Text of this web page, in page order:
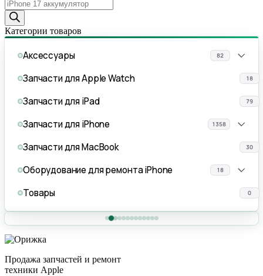
Поиск
товаров
Категории товаров
Аксессуары 82
Запчасти для Apple Watch 18
Запчасти для iPad 79
Запчасти для iPhone 1358
Запчасти для MacBook 30
Оборудование для ремонта iPhone 18
Товары 0
Продажа запчастей и ремонт
техники Apple